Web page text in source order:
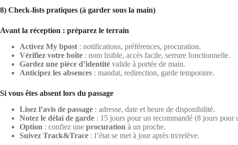
8) Check-lists pratiques (à garder sous la main)
Avant la réception : préparez le terrain
Activez My bpost : notifications, préférences, procuration.
Vérifiez votre boîte : nom lisible, accès facile, serrure fonctionnelle.
Gardez une pièce d’identité valide à portée de main.
Anticipez les absences : mandat, redirection, garde temporaire.
Si vous êtes absent lors du passage
Lisez l’avis de passage : adresse, date et heure de disponibilité.
Notez le délai de garde : 15 jours pour un recommandé (8 jours pour
Option : confiez une procuration à un proche.
Suivez Track&Trace : l’état se met à jour après tri/relève.